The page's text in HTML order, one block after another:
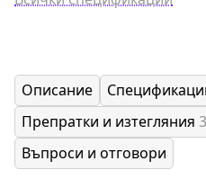
Описание
Препратки и изтегляния 3
Въпроси и отговори